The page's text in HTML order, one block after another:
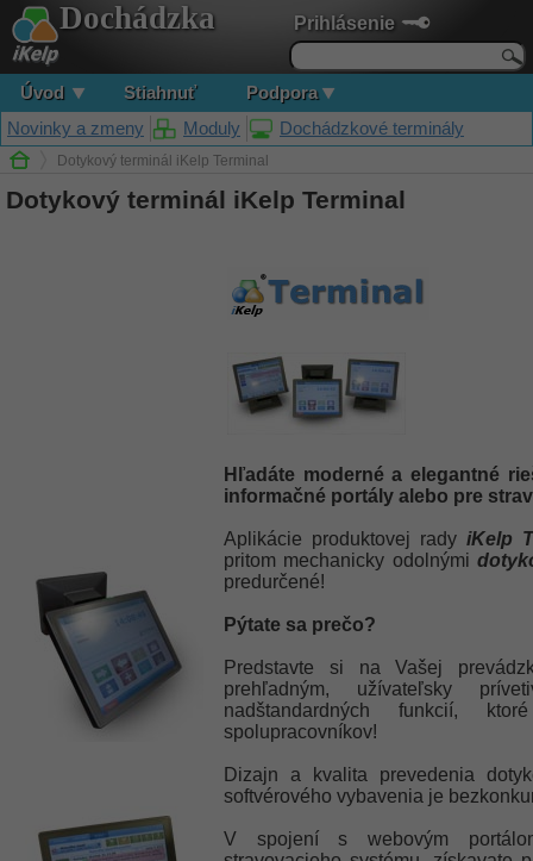
Prihlásenie
Dochádzka
Úvod Stiahnuť
Podpora
Novinky a zmeny
Moduly Dochádzkové terminály
Dotykový terminál iKelp Terminal
Dotykový terminál iKelp Terminal
Hľadáte moderné a elegantné
informačné portály alebo pre
Aplikácie produktovej rady iKelp
pritom mechanicky odolnými
predurčené!
Pýtate sa prečo?
Predstavte si na Vašej
prehľadným, užívateľsky
nadštandardných funkcií,
spolupracovníkov!
Dizajn a kvalita prevedenia
softvérového vybavenia je
V spojení s webovým